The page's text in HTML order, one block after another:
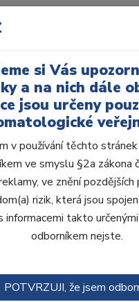
AcryRock
S15-I38-D43, B2
si Vás
a na nich dále
jsou určeny
v používání těchto
ve smyslu §2a zákona
ve znění pozdějších
rizik, která jsou
informacemi takto
odborníkem nejste.
POTVRZUJI, že jsem